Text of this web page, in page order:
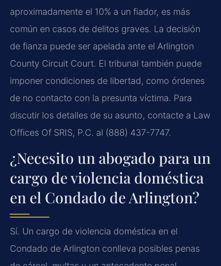
aproximadamente el 10% a un fiador, es más
común en casos de delitos graves. La decisión
de fianza puede ser apelada ante el Arlington
County Circuit Court. El tribunal también puede
imponer condiciones de libertad, como órdenes
de no contacto con la presunta víctima. Para
discutir los detalles de su asunto, contacte a Law
Offices Of SRIS, P.C. al (888) 437-7747.
¿Necesito un abogado para un
cargo de violencia doméstica
en el Condado de Arlington?
Sí. Un cargo de violencia doméstica en el
Condado de Arlington conlleva posibles penas